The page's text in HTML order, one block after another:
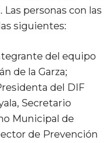
personas con las
siguientes:
del equipo
de la Garza;
del DIF
Secretario
Municipal de
de Prevención